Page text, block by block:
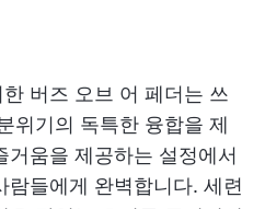
버즈 오브 어 페더는 쓰
위기의 독특한 융합을 제
거움을 제공하는 설정에서
람들에게 완벽합니다. 세련